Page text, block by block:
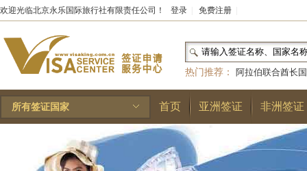
欢迎光临北京永乐国际旅行社有限责任公司！ 登录 免费注册
热门推荐：
阿拉伯联合酋长国
和国|布基纳法索|巴勒斯坦
林王国|安道尔公国|
所有签证国家 首页 亚洲签证 非洲签证